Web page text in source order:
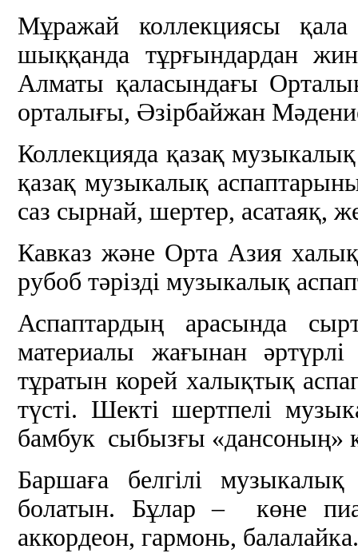
Мұражай коллекциясы
шыққанда тұрғындардан
Алматы қаласындағы
орталығы, Әзірбайжан
Коллекцияда қазақ
қазақ музыкалық
саз сырнай, шертер, асатаяқ,
Кавказ және Орта Азия
рубоб тәрізді музыкалық
Аспаптардың арасында
материалы жағынан
тұратын корей халықтық
түсті. Шекті шертпелі
бамбук сыбызғы «дансоның»
Баршаға белгілі
болатын. Бұлар – көне
аккордеон, гармонь,